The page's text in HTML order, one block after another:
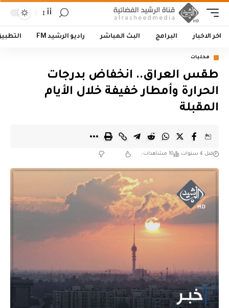
أأ
اخر الاخبار البرامج البث المباشر راديو الرشيد FM
محليات
طقس العراق.. انخفاض بدرجات
الحرارة وأمطار خفيفة خلال الأيام
المقبلة
قبل 4 سنوات 10 مشاهدات